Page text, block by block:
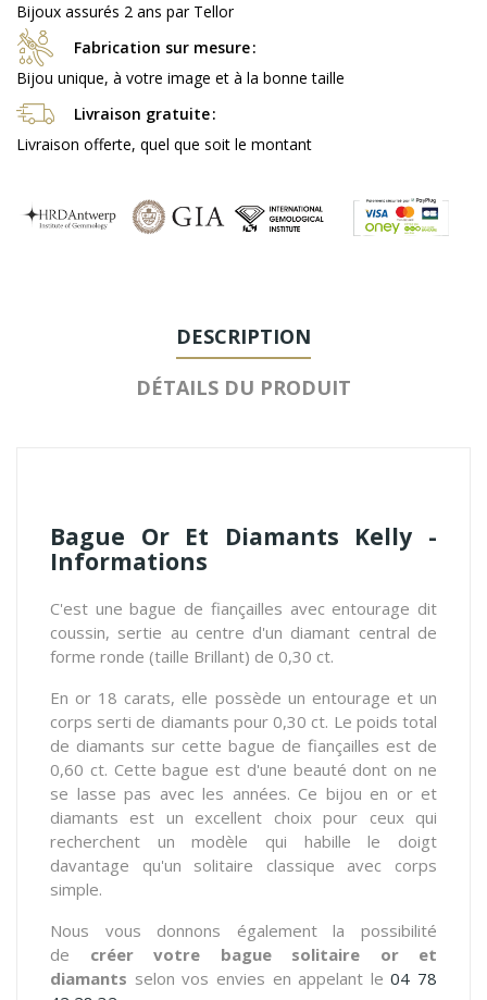
Bijoux assurés 2 ans par Tellor
Fabrication sur mesure
Bijou unique, à votre image et à la bonne taille
Livraison gratuite
Livraison offerte, quel que soit le montant
DESCRIPTION
DÉTAILS DU PRODUIT
Bague Or Et Diamants Kelly -
Informations
C'est une bague de fiançailles avec entourage dit
coussin, sertie au centre d'un diamant central de
forme ronde (taille Brillant) de 0,30 ct.
En or 18 carats, elle possède un entourage et un
corps serti de diamants pour 0,30 ct. Le poids total
de diamants sur cette bague de fiançailles est de
0,60 ct. Cette bague est d'une beauté dont on ne
se lasse pas avec les années. Ce bijou en or et
diamants est un excellent choix pour ceux qui
recherchent un modèle qui habille le doigt
davantage qu'un solitaire classique avec corps
simple.
Nous vous donnons également la possibilité
de créer votre bague solitaire or et
diamants selon vos envies en appelant le04 78